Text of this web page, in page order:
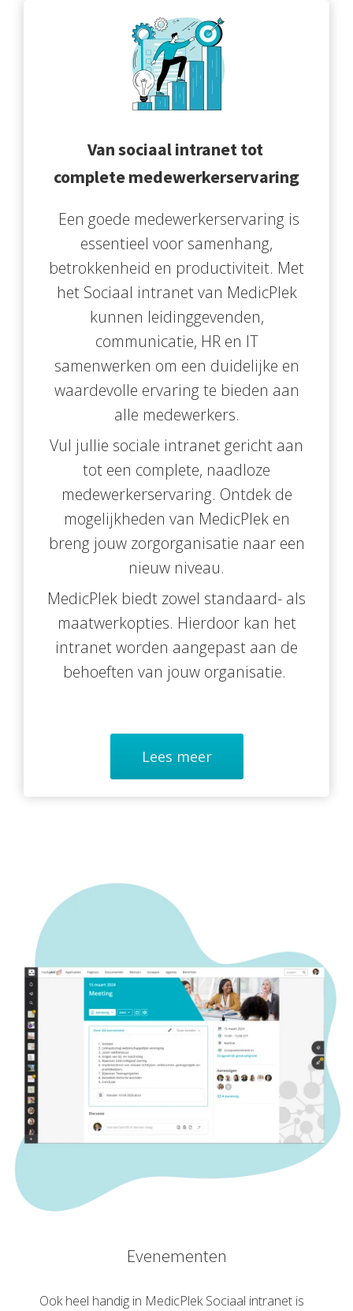
Van sociaal intranet tot
complete medewerkerservaring
Een goede medewerkerservaring is
essentieel voor samenhang,
betrokkenheid en productiviteit. Met
het Sociaal intranet van MedicPlek
kunnen leidinggevenden,
communicatie, HR en IT
samenwerken om een duidelijke en
waardevolle ervaring te bieden aan
alle medewerkers.
Vul jullie sociale intranet gericht aan
tot een complete, naadloze
medewerkerservaring. Ontdek de
mogelijkheden van MedicPlek en
breng jouw zorgorganisatie naar een
nieuw niveau.
MedicPlek biedt zowel standaard- als
maatwerkopties. Hierdoor kan het
intranet worden aangepast aan de
behoeften van jouw organisatie.
Lees meer
Evenementen
Ook heel handig in MedicPlek Sociaal intranet is